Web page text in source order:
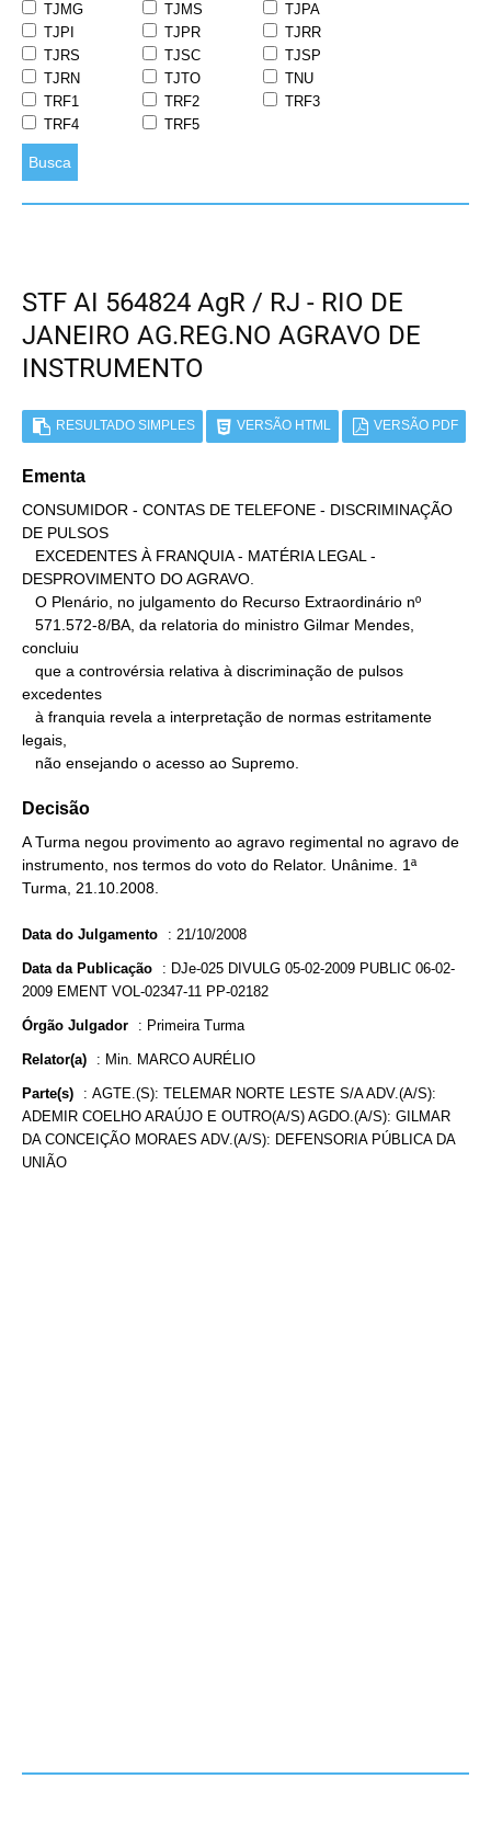
TJMG
TJMS
TJPA
TJPI
TJPR
TJRR
TJRS
TJSC
TJSP
TJRN
TJTO
TNU
TRF1
TRF2
TRF3
TRF4
TRF5
Busca
STF AI 564824 AgR / RJ - RIO DE
JANEIRO AG.REG.NO AGRAVO DE
INSTRUMENTO
RESULTADO SIMPLES VERSÃO HTML VERSÃO PDF
Ementa
CONSUMIDOR - CONTAS DE TELEFONE - DISCRIMINAÇÃO
DE PULSOS
DESPROVIMENTO DO AGRAVO.
concluiu
excedentes
legais,
   não ensejando o acesso ao Supremo.
Decisão
A Turma negou provimento ao agravo regimental no agravo de
instrumento, nos termos do voto do Relator. Unânime. 1ª
Turma, 21.10.2008.
Data do Julgamento : 21/10/2008
Data da Publicação : DJe-025 DIVULG 05-02-2009 PUBLIC 06-02-
2009 EMENT VOL-02347-11 PP-02182
Órgão Julgador : Primeira Turma
Relator(a) : Min. MARCO AURÉLIO
Parte(s) : AGTE.(S): TELEMAR NORTE LESTE S/A ADV.(A/S):
ADEMIR COELHO ARAÚJO E OUTRO(A/S) AGDO.(A/S): GILMAR
DA CONCEIÇÃO MORAES ADV.(A/S): DEFENSORIA PÚBLICA DA
UNIÃO